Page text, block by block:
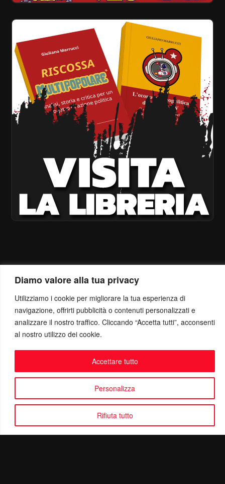
Diamo valore alla tua privacy
Utilizziamo i cookie per migliorare la tua esperienza di
navigazione, offrirti pubblicità o contenuti personalizzati e
analizzare il nostro traffico. Cliccando “Accetta tutti”, acconsenti
al nostro utilizzo dei cookie.
Personalizza
Rifiuta tutto
Accettare tutto